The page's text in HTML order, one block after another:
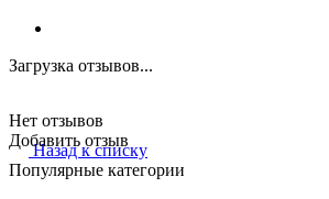
Загрузка отзывов...
Нет отзывов
Добавить отзыв
Назад к списку
Популярные категории